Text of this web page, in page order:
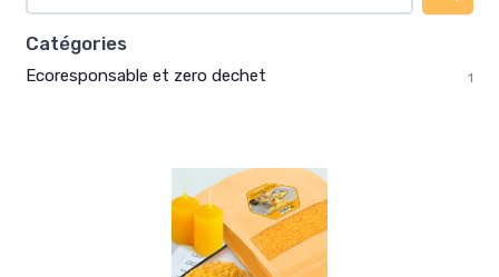
Catégories
Ecoresponsable et zero dechet 1